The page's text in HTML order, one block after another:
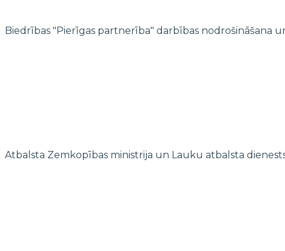
Biedrības "Pierīgas partnerība" darbības nodrošināšana
Atbalsta Zemkopības ministrija un Lauku atbalsta